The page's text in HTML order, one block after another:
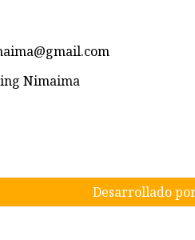
Nimaima
Desarrollado